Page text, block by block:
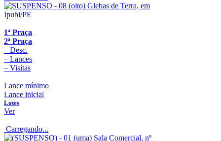
1ª Praça
2ª Praça
– Desc.
– Lances
– Visitas
Lance mínimo
Lance inicial
Lotes
Ver
Carregando...